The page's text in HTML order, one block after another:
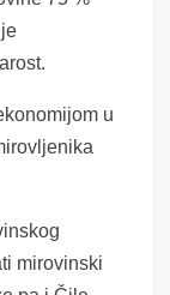
u
mirovinski